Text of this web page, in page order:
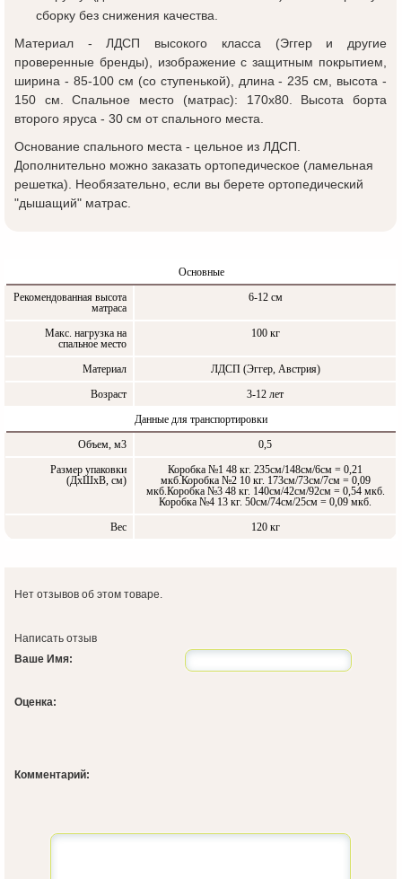
сборку без снижения качества.
Материал - ЛДСП высокого класса (Эггер и другие
проверенные бренды), изображение с защитным покрытием,
ширина - 85-100 см (со ступенькой), длина - 235 см, высота -
150 см. Спальное место (матрас): 170x80. Высота борта
второго яруса - 30 см от спального места.
Основание спального места - цельное из ЛДСП.
Дополнительно можно заказать ортопедическое (ламельная
решетка). Необязательно, если вы берете ортопедический
"дышащий" матрас.
Основные
Рекомендованная высота
матраса
6-12 см
Макс. нагрузка на
спальное место
100 кг
Материал
ЛДСП (Эггер, Австрия)
Возраст
3-12 лет
Данные для транспортировки
Объем, м3
0,5
Размер упаковки
(ДxШxВ, см)
Коробка №1 48 кг. 235см/148см/6см = 0,21
мкб.Коробка №2 10 кг. 173см/73см/7см = 0,09
мкб.Коробка №3 48 кг. 140см/42см/92см = 0,54 мкб.
Коробка №4 13 кг. 50см/74см/25см = 0,09 мкб.
Вес
120 кг
Нет отзывов об этом товаре.
Написать отзыв
Ваше Имя:
Оценка:
Комментарий: